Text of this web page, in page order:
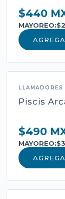
$440
MAYOREO:
LLAMADORES
Piscis
$490
MAYOREO:
y oración de